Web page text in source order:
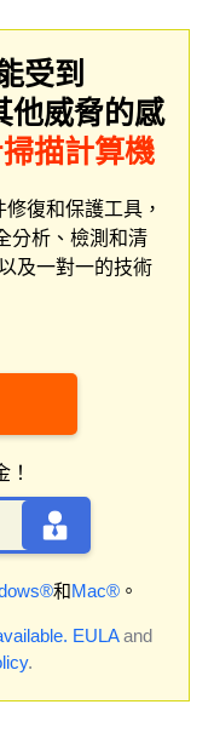
受到
他威脅的感
描計算機
復和保護工具，
分析、檢測和清
及一對一的技術
和Mac®。
EULAand
.